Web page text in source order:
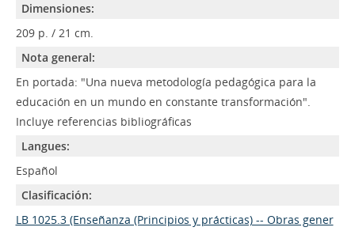
Dimensiones:
209 p. / 21 cm.
Nota general:
En portada: "Una nueva metodología pedagógica para la
educación en un mundo en constante transformación".
Incluye referencias bibliográficas
Langues:
Español
Clasificación:
LB 1025.3 (Enseñanza (Principios y prácticas) -- Obras gener